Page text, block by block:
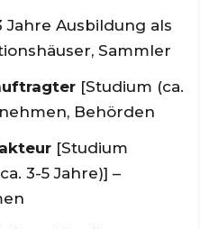
Jahre Ausbildung als
Sammler
[Studium (ca.
Behörden
[Studium
3-5 Jahre)] –